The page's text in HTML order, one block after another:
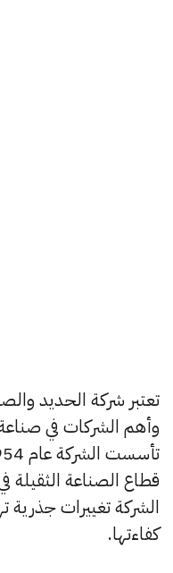
تعتبر شركة الحديد
وأهم الشركات في
قطاع الصناعة الثقيلة
الشركة تغييرات
كفاءتها.